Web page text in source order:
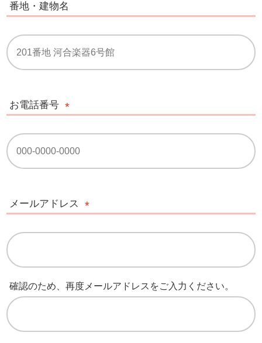
番地・建物名
お電話番号
メールアドレス
確認のため、再度メールアドレスをご入力ください。